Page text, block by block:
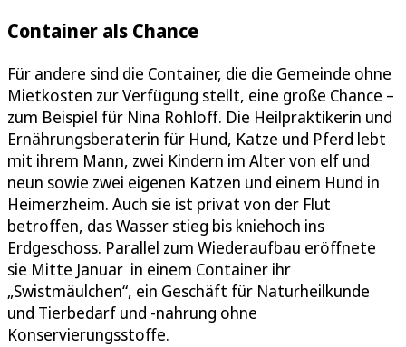
Container als Chance
Für andere sind die Container, die die Gemeinde ohne
Mietkosten zur Verfügung stellt, eine große Chance –
zum Beispiel für Nina Rohloff. Die Heilpraktikerin und
Ernährungsberaterin für Hund, Katze und Pferd lebt
mit ihrem Mann, zwei Kindern im Alter von elf und
neun sowie zwei eigenen Katzen und einem Hund in
Heimerzheim. Auch sie ist privat von der Flut
betroffen, das Wasser stieg bis kniehoch ins
Erdgeschoss. Parallel zum Wiederaufbau eröffnete
sie Mitte Januar in einem Container ihr
„Swistmäulchen“, ein Geschäft für Naturheilkunde
und Tierbedarf und -nahrung ohne
Konservierungsstoffe.